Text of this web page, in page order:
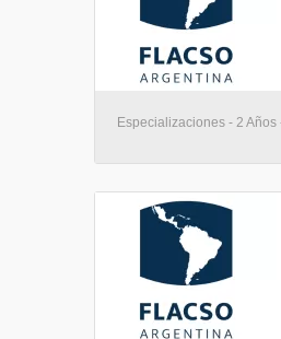
Especializaciones - 2 Años